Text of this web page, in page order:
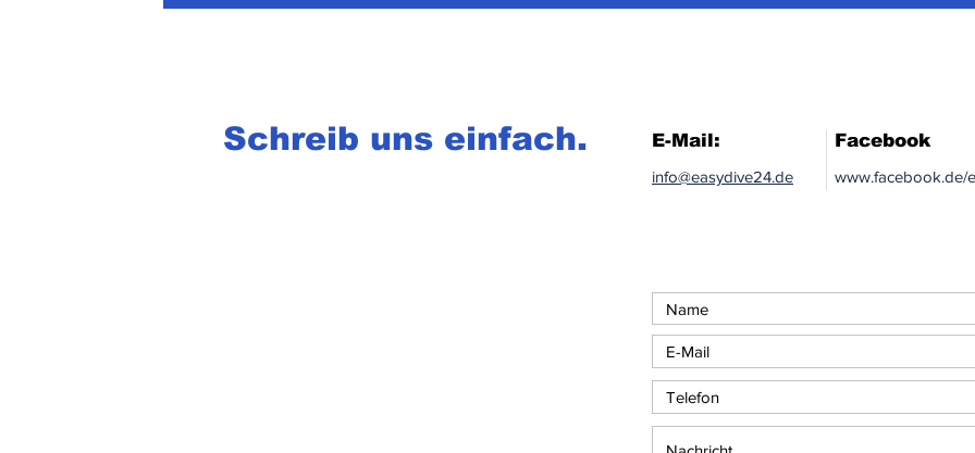
Schreib uns einfach. E-Mail:
info@easydive24.de
Facebook
www.facebook.de/